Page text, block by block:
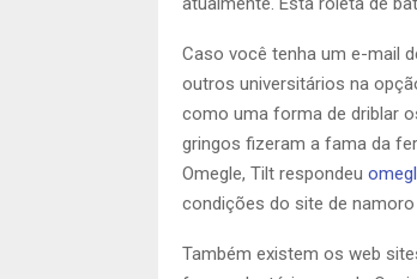
Caso você tenha um e-mail
outros universitários na
como uma forma de driblar
gringos fizeram a fama da
Omegle, Tilt respondeu
condições do site de
Também existem os web